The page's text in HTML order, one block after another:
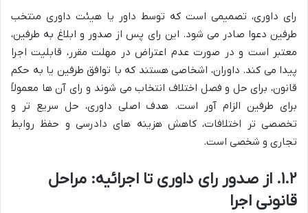
رای داوری، تصمیمی است که توسط داور یا هیئت داوری منتخب
طرفین دعوا صادر می شود. این رای پس از صدور و ابلاغ به طرفین،
معتبر است و در صورت عدم اعتراض در مهلت مقرر، قابلیت اجرا
پیدا می کند. داوران، اشخاصی هستند که با توافق طرفین یا به حکم
قانون، برای حل و فصل اختلاف انتخاب می شوند و رای آن ها معمولاً
برای طرفین الزام آور است. هدف اصلی داوری، حل سریع تر و
تخصصی تر اختلافات، کاهش هزینه های دادرسی و حفظ روابط
تجاری و شخصی است.
۱.۲. از صدور رای داوری تا اجرائیه: مراحل
قانونی اجرا